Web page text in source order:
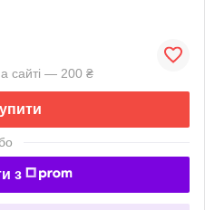
сайті — 200 ₴
з